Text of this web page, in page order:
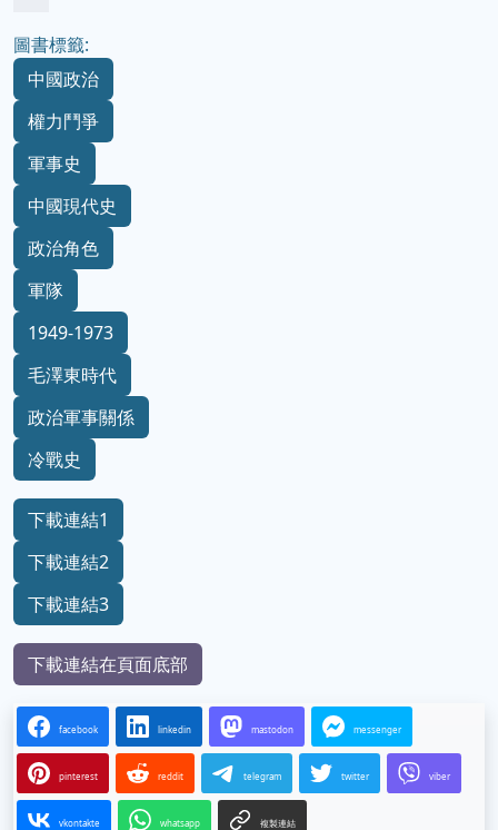
圖書標籤:
中國政治
權力鬥爭
軍事史
中國現代史
政治角色
軍隊
1949-1973
毛澤東時代
政治軍事關係
冷戰史
下載連結1
下載連結2
下載連結3
下載連結在頁面底部
facebook linkedin mastodon messenger
pinterest reddit telegram twitter viber
vkontakte whatsapp 複製連結